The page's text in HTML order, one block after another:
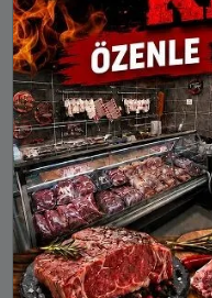
Beyşehir
Çumra Derbent
Emirgazi
Halkapınar
Karapınar
Sarayönü
Tuzlukçu